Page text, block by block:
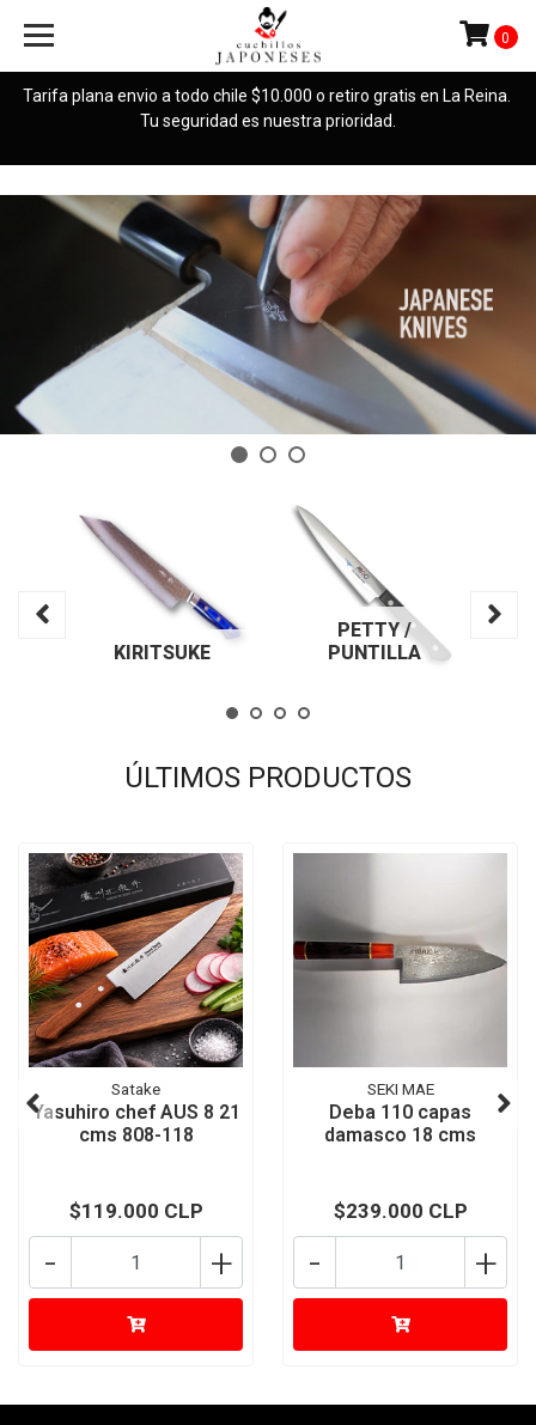
Tarifa plana envio a todo chile $10.000 o retiro gratis en La Reina.
Tu seguridad es nuestra prioridad.
Japoneses
0
KIRITSUKE
PETTY /
PUNTILLA
ÚLTIMOS PRODUCTOS
Satake
Yasuhiro chef AUS 8 21
cms 808-118
$119.000 CLP
+
-
SEKI MAE
Deba 110 capas
damasco 18 cms
$239.000 CLP
+
-